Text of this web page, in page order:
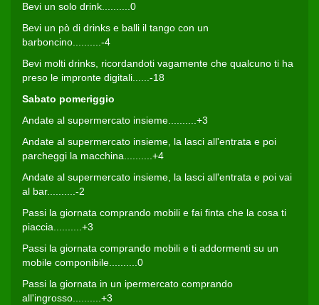
Bevi un solo drink..........0
Bevi un pò di drinks e balli il tango con un
barboncino..........-4
Bevi molti drinks, ricordandoti vagamente che qualcuno ti ha
preso le impronte digitali......-18
Sabato pomeriggio
Andate al supermercato insieme..........+3
Andate al supermercato insieme, la lasci all'entrata e poi
parcheggi la macchina..........+4
Andate al supermercato insieme, la lasci all'entrata e poi vai
al bar..........-2
Passi la giornata comprando mobili e fai finta che la cosa ti
piaccia..........+3
Passi la giornata comprando mobili e ti addormenti su un
mobile componibile..........0
Passi la giornata in un ipermercato comprando
all'ingrosso..........+3